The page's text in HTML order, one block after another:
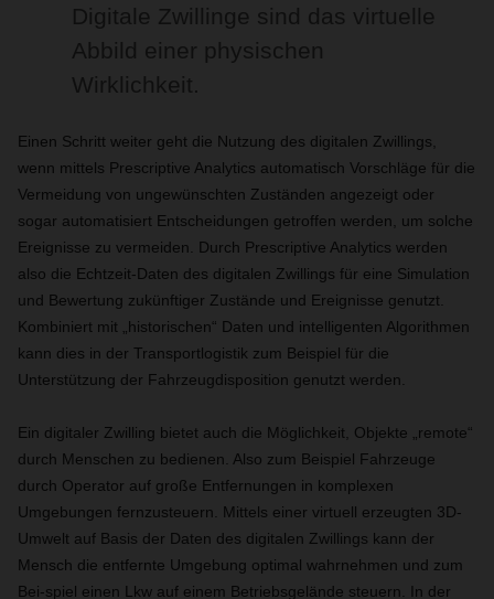
Digitale Zwillinge sind das virtuelle
Abbild einer physischen
Wirklichkeit.
Einen Schritt weiter geht die Nutzung des digitalen Zwillings,
wenn mittels Prescriptive Analytics automatisch Vorschläge für die
Vermeidung von ungewünschten Zuständen angezeigt oder
sogar automatisiert Entscheidungen getroffen werden, um solche
Ereignisse zu vermeiden. Durch Prescriptive Analytics werden
also die Echtzeit-Daten des digitalen Zwillings für eine Simulation
und Bewertung zukünftiger Zustände und Ereignisse genutzt.
Kombiniert mit „historischen“ Daten und intelligenten Algorithmen
kann dies in der Transportlogistik zum Beispiel für die
Unterstützung der Fahrzeugdisposition genutzt werden.
Ein digitaler Zwilling bietet auch die Möglichkeit, Objekte „remote“
durch Menschen zu bedienen. Also zum Beispiel Fahrzeuge
durch Operator auf große Entfernungen in komplexen
Umgebungen fernzusteuern. Mittels einer virtuell erzeugten 3D-
Umwelt auf Basis der Daten des digitalen Zwillings kann der
Mensch die entfernte Umgebung optimal wahrnehmen und zum
Bei-spiel einen Lkw auf einem Betriebsgelände steuern. In der